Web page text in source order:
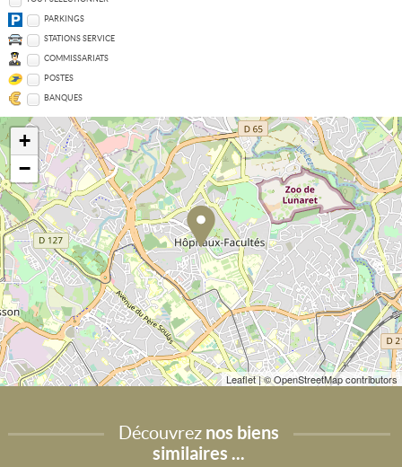
PARKINGS
STATIONS SERVICE
COMMISSARIATS
POSTES
BANQUES
+
−
Leaflet| © OpenStreetMap contributors
Découvrez nos biens
similaires ...